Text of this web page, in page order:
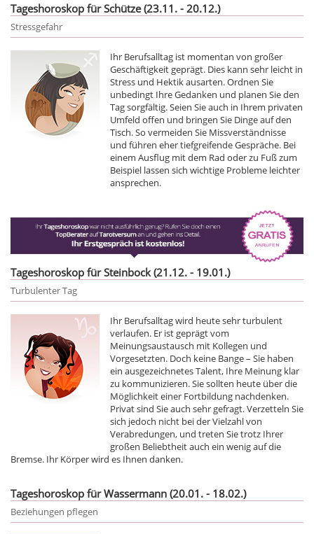
Tageshoroskop für Schütze (23.11. - 20.12.)
Stressgefahr
Ihr Berufsalltag ist momentan von großer
Geschäftigkeit geprägt. Dies kann sehr leicht in
Stress und Hektik ausarten. Ordnen Sie
unbedingt Ihre Gedanken und planen Sie den
Tag sorgfältig. Seien Sie auch in Ihrem privaten
Umfeld offen und bringen Sie Dinge auf den
Tisch. So vermeiden Sie Missverständnisse
und führen eher tiefgreifende Gespräche. Bei
einem Ausflug mit dem Rad oder zu Fuß zum
Beispiel lassen sich wichtige Probleme leichter
ansprechen.
Tageshoroskop für Steinbock (21.12. - 19.01.)
Turbulenter Tag
Ihr Berufsalltag wird heute sehr turbulent
verlaufen. Er ist geprägt vom
Meinungsaustausch mit Kollegen und
Vorgesetzten. Doch keine Bange – Sie haben
ein ausgezeichnetes Talent, Ihre Meinung klar
zu kommunizieren. Sie sollten heute über die
Möglichkeit einer Fortbildung nachdenken.
Privat sind Sie auch sehr gefragt. Verzetteln Sie
sich jedoch nicht bei der Vielzahl von
Verabredungen, und treten Sie trotz Ihrer
großen Beliebtheit auch ein wenig auf die
Bremse. Ihr Körper wird es Ihnen danken.
Tageshoroskop für Wassermann (20.01. - 18.02.)
Beziehungen pflegen